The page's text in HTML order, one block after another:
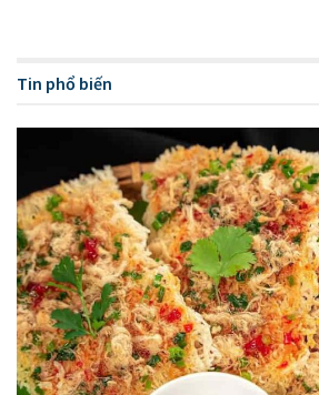
Tin phổ biến